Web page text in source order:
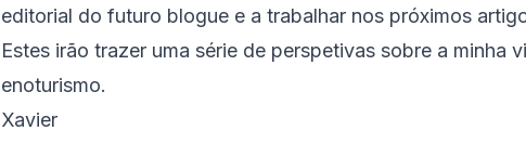
editorial do futuro blogue e a trabalhar nos próximos
Estes irão trazer uma série de perspetivas sobre a minha
enoturismo.
Xavier